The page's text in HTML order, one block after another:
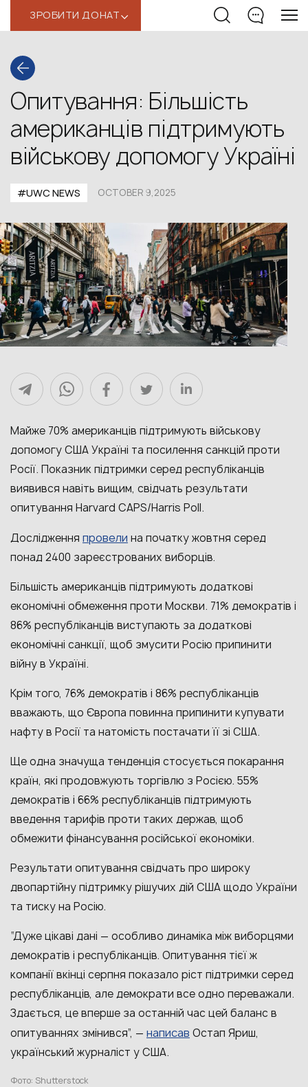
ЗРОБИТИ ДОНАТ‹
Опитування: Більшість
американців підтримують
військову допомогу Україні
#UWС NEWS OCTOBER 9,2025
Майже 70% американців підтримують військову
допомогу США Україні та посилення санкцій проти
Росії. Показник підтримки серед республіканців
виявився навіть вищим, свідчать результати
опитування Harvard CAPS/Harris Poll.
Дослідження провели на початку жовтня серед
понад 2400 зареєстрованих виборців.
Більшість американців підтримують додаткові
економічні обмеження проти Москви. 71% демократів і
86% республіканців виступають за додаткові
економічні санкції, щоб змусити Росію припинити
війну в Україні.
Крім того, 76% демократів і 86% республіканців
вважають, що Європа повинна припинити купувати
нафту в Росії та натомість постачати її зі США.
Ще одна значуща тенденція стосується покарання
країн, які продовжують торгівлю з Росією. 55%
демократів і 66% республіканців підтримують
введення тарифів проти таких держав, щоб
обмежити фінансування російської економіки.
Результати опитування свідчать про широку
двопартійну підтримку рішучих дій США щодо України
та тиску на Росію.
“Дуже цікаві дані — особливо динаміка між виборцями
демократів і республіканців. Опитування тієї ж
компанії вкінці серпня показало ріст підтримки серед
республіканців, але демократи все одно переважали.
Здається, це вперше за останній час цей баланс в
опитуваннях змінився”, — написав Остап Яриш,
український журналіст у США.
Фото: Shutterstock